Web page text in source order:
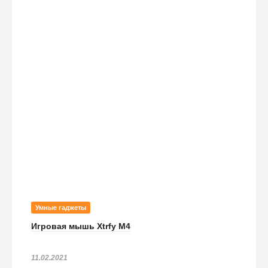
Умные гаджеты
Игровая мышь Xtrfy M4
11.02.2021